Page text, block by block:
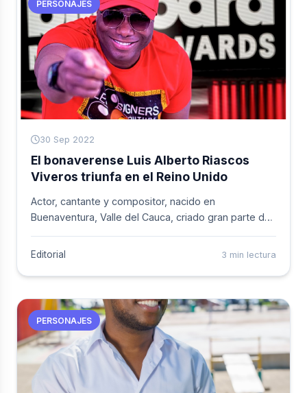
PERSONAJES
30 Sep 2022
El bonaverense Luis Alberto Riascos
Viveros triunfa en el Reino Unido
Actor, cantante y compositor, nacido en
Buenaventura, Valle del Cauca, criado gran parte de
Inglaterra desde hace 12 a&ntilde;os.
Editorial 3 min lectura
PERSONAJES